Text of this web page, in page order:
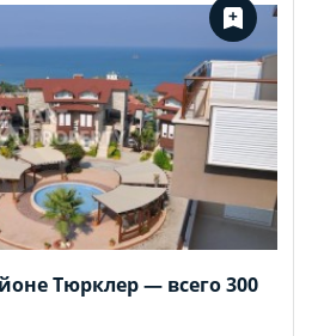
Тюрклер — всего 300